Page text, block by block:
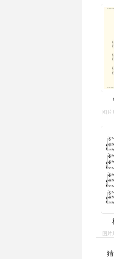
图片
图片